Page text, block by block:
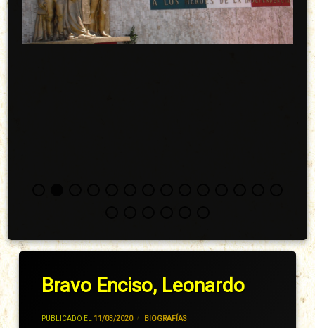
Bravo Enciso, Leonardo
PUBLICADO EL 11/03/2020
JIVANCM
CATEGORÍAS:
BIOGRAFÍAS